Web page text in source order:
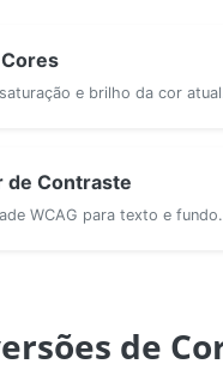
e brilho da cor atual.
de Contraste
WCAG para texto e fundo.
de